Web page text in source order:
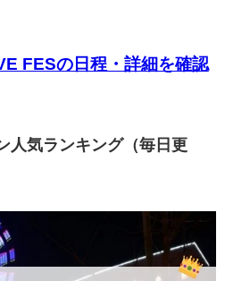
FESの日程・詳細を確認
人気ランキング（毎日更